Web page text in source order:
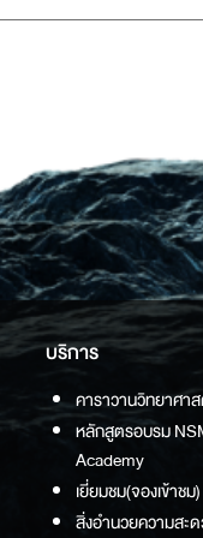
บริการ
คาราวานวิทยาศา
หลักสูตรอบรม
Academy
เยี่ยมชม(จองเข้าชม)
สิ่งอำนวยความสะ